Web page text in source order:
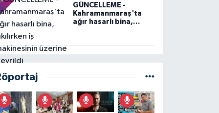
GÜNCELLEME -
Kahramanmaraş'ta
ağır hasarlı bina,
devrildi